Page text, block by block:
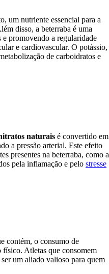
um nutriente essencial para a
disso, a beterraba é uma
e promovendo a regularidade
e cardiovascular. O potássio,
de carboidratos e
naturais é convertido em
a pressão arterial. Este efeito
presentes na beterraba, como a
​​pela inflamação e pelo stresse
contém, o consumo de
Atletas que consomem
um aliado valioso para quem